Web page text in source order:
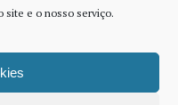
site e o nosso serviço.
CONTACTE-NOS